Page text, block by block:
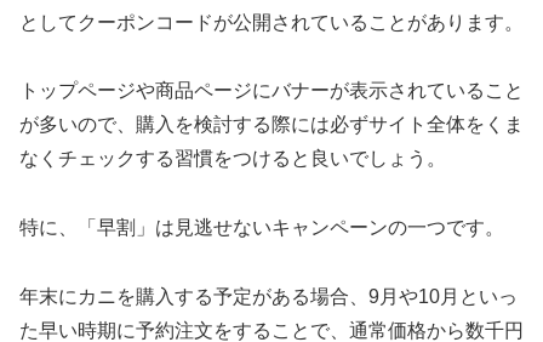
としてクーポンコードが公開されていることがあります。
トップページや商品ページにバナーが表示されていること
が多いので、購入を検討する際には必ずサイト全体をくま
なくチェックする習慣をつけると良いでしょう。
特に、「早割」は見逃せないキャンペーンの一つです。
年末にカニを購入する予定がある場合、9月や10月といっ
た早い時期に予約注文をすることで、通常価格から数千円